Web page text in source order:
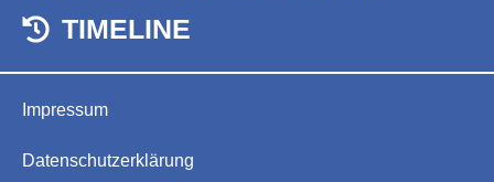
TIMELINE
Impressum
Datenschutzerklärung